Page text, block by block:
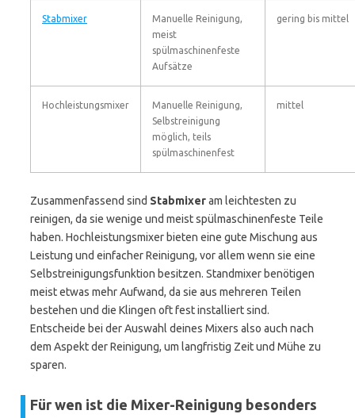
Stabmixer
Manuelle Reinigung,
meist
spülmaschinenfeste
Aufsätze
gering bis mittel
Hochleistungsmixer
Manuelle Reinigung,
Selbstreinigung
möglich, teils
spülmaschinenfest
mittel
Zusammenfassend sind Stabmixeram leichtesten zu
reinigen, da sie wenige und meist spülmaschinenfeste Teile
haben. Hochleistungsmixer bieten eine gute Mischung aus
Leistung und einfacher Reinigung, vor allem wenn sie eine
Selbstreinigungsfunktion besitzen. Standmixer benötigen
meist etwas mehr Aufwand, da sie aus mehreren Teilen
bestehen und die Klingen oft fest installiert sind.
Entscheide bei der Auswahl deines Mixers also auch nach
dem Aspekt der Reinigung, um langfristig Zeit und Mühe zu
sparen.
Für wen ist die Mixer-Reinigung besonders